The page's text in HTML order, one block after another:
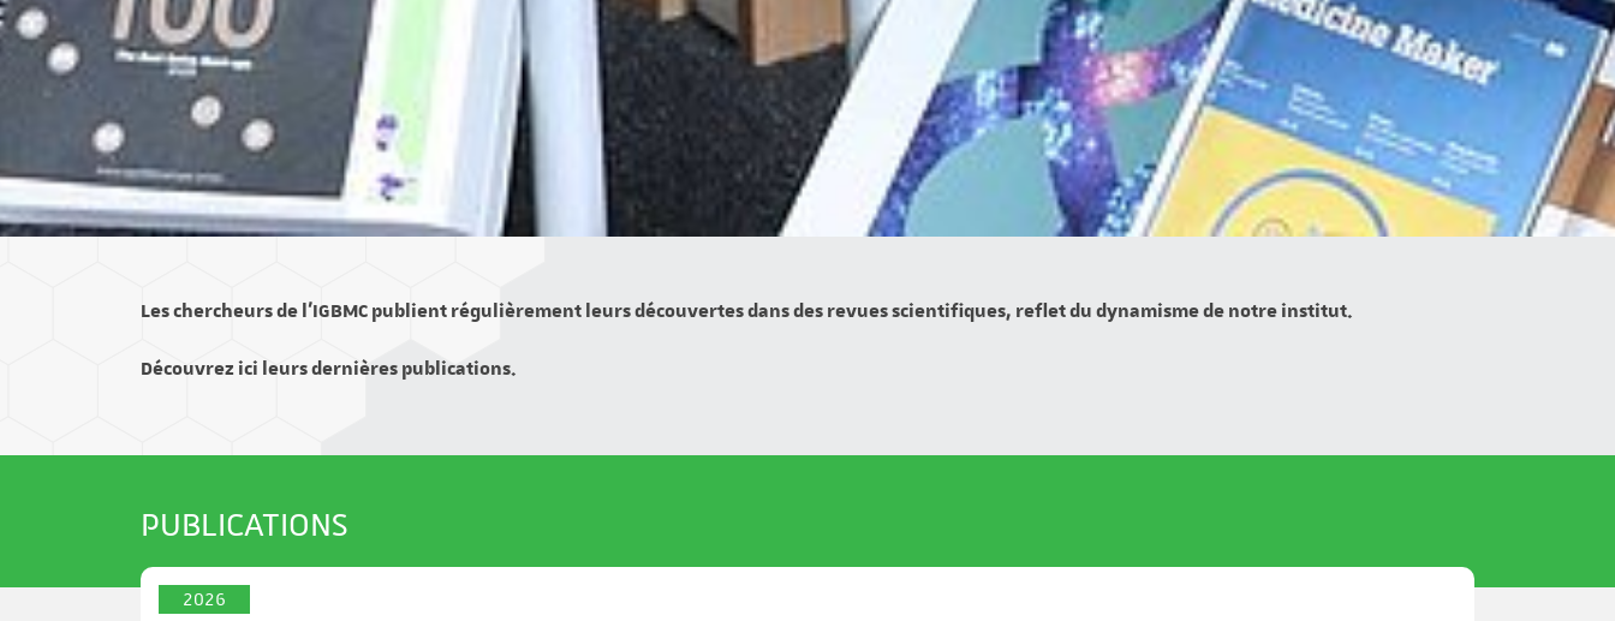
Les chercheurs de l’IGBMC publient régulièrement leurs découvertes dans des revues scientifiques, reflet du dynamisme de notre institut.
Découvrez ici leurs dernières publications.
PUBLICATIONS
2026